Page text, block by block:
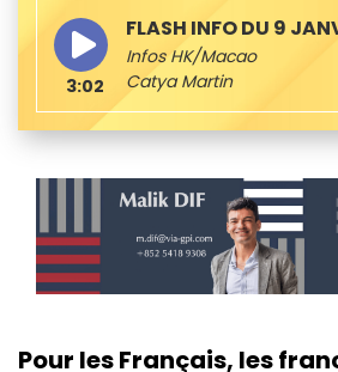
FLASH INFO DU 9
Infos HK/Macao
Catya Martin
3:02
Pour les Français, les